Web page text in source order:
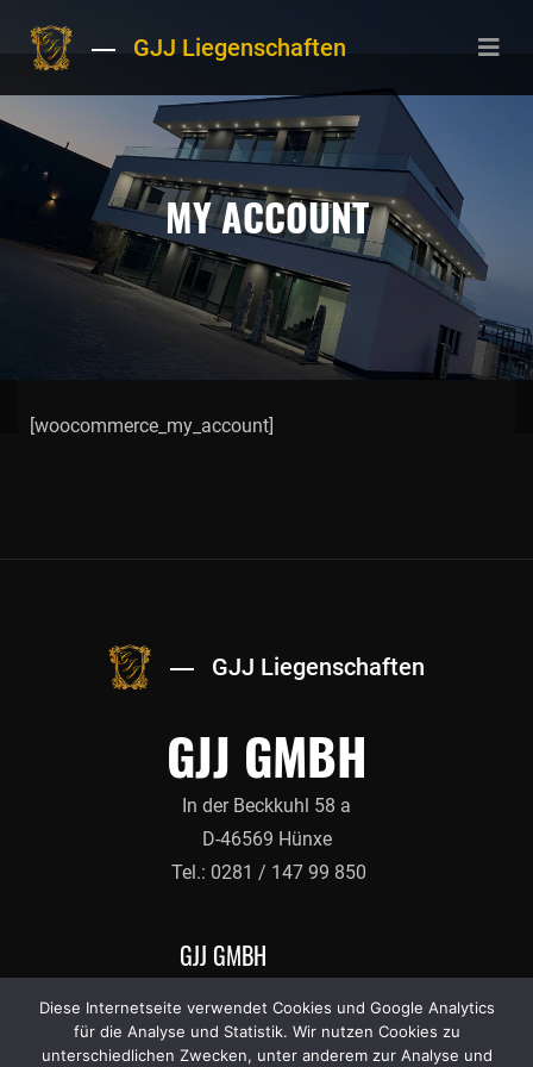
GJJ Liegenschaften
MY ACCOUNT
[woocommerce_my_account]
GJJ Liegenschaften
GJJ GMBH
In der Beckkuhl 58 a
D-46569 Hünxe
Tel.: 0281 / 147 99 850
GJJ GMBH
Impressum
Datenschutzerklärung
Diese Internetseite verwendet Cookies und Google Analytics
für die Analyse und Statistik. Wir nutzen Cookies zu
unterschiedlichen Zwecken, unter anderem zur Analyse und